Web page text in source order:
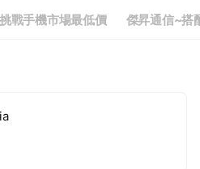
戰手機市場最低價 傑昇通信~搭